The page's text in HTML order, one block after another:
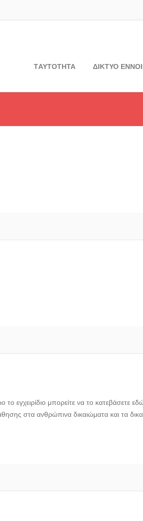
TΑΥΤΟΤΗΤΑ ΔΙΚΤΥΟ
το εγχειρίδιο μπορείτε να το
στα ανθρώπινα δικαιώματα και τα